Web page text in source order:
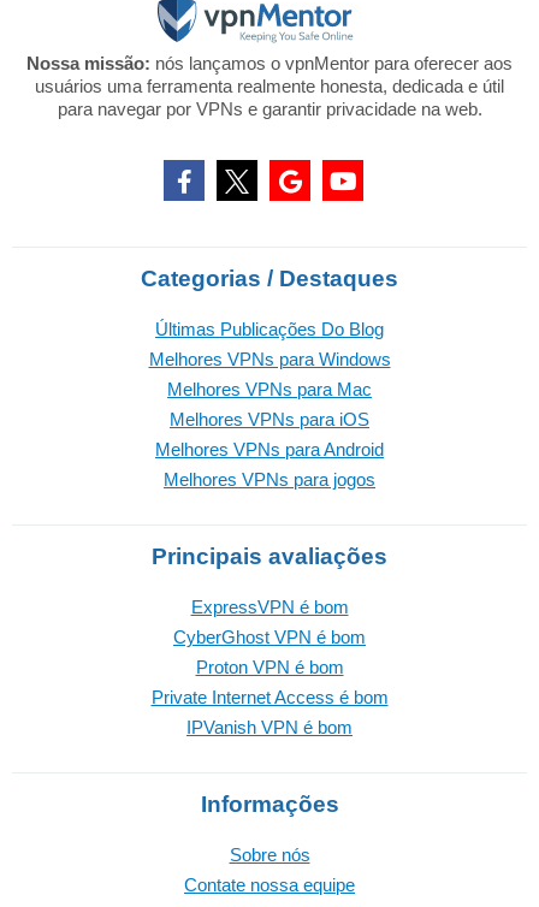
Nossa missão: nós lançamos o vpnMentor para oferecer aos
usuários uma ferramenta realmente honesta, dedicada e útil
para navegar por VPNs e garantir privacidade na web.
Categorias / Destaques
Últimas Publicações Do Blog
Melhores VPNs para Windows
Melhores VPNs para Mac
Melhores VPNs para iOS
Melhores VPNs para Android
Melhores VPNs para jogos
Principais avaliações
ExpressVPN é bom
CyberGhost VPN é bom
Proton VPN é bom
Private Internet Access é bom
IPVanish VPN é bom
Informações
Sobre nós
Contate nossa equipe